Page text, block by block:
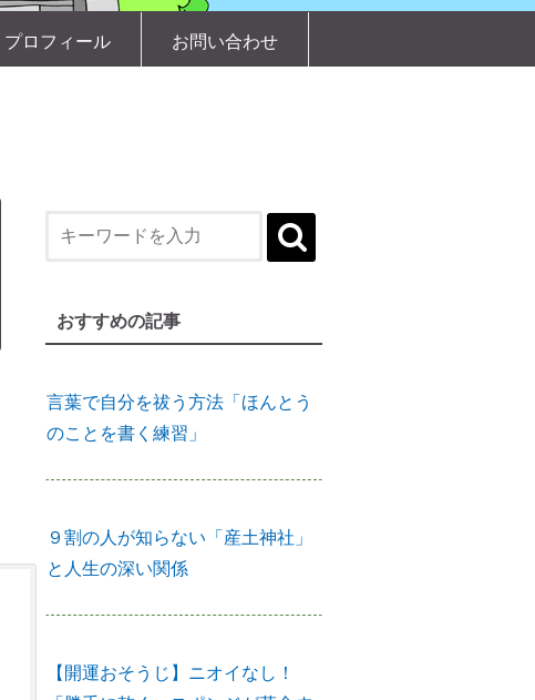
プロフィール お問い合わせ
おすすめの記事
【産土神社リサーチ】人生が好転
言葉で自分を祓う方法「ほんとう
のことを書く練習」
９割の人が知らない「産土神社」
と人生の深い関係
【開運おそうじ】ニオイなし！